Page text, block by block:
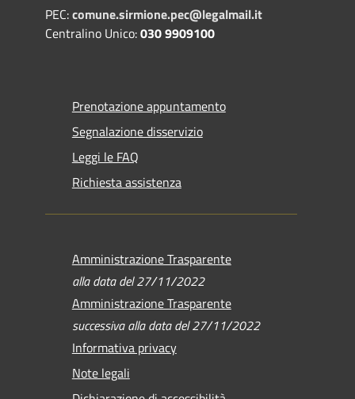
PEC:comune.sirmione.pec@legalmail.it
Centralino Unico:030 9909100
Prenotazione appuntamento
Segnalazione disservizio
Leggi le FAQ
Richiesta assistenza
Amministrazione Trasparente
alla data del 27/11/2022
Amministrazione Trasparente
successiva alla data del 27/11/2022
Informativa privacy
Note legali